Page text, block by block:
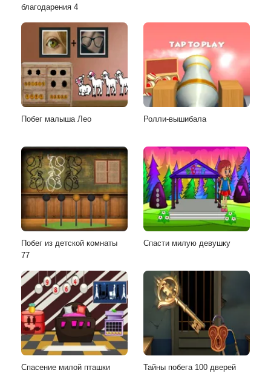
благодарения 4
Побег малыша Лео Ролли-вышибала
Побег из детской комнаты
77
Спасти милую девушку
Спасение милой пташки Тайны побега 100 дверей